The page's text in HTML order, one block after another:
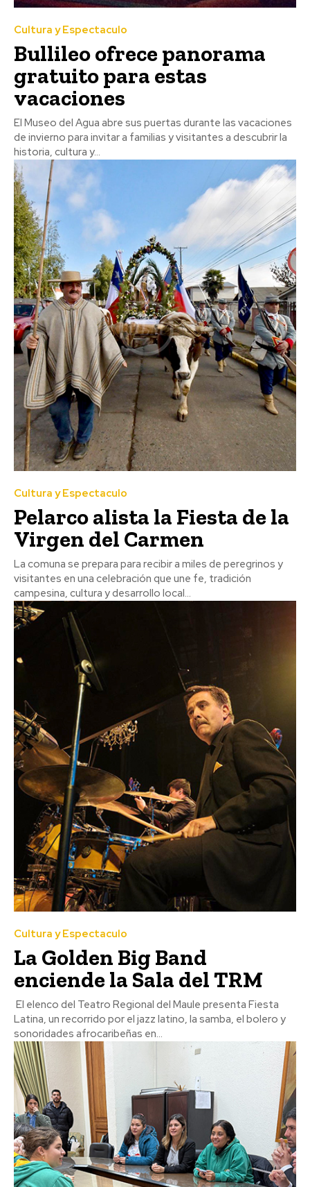
Cultura y Espectaculo
Bullileo ofrece panorama
gratuito para estas
vacaciones
El Museo del Agua abre sus puertas durante las vacaciones
de invierno para invitar a familias y visitantes a descubrir la
historia, cultura y...
Cultura y Espectaculo
Pelarco alista la Fiesta de la
Virgen del Carmen
La comuna se prepara para recibir a miles de peregrinos y
visitantes en una celebración que une fe, tradición
campesina, cultura y desarrollo local...
Cultura y Espectaculo
La Golden Big Band
enciende la Sala del TRM
El elenco del Teatro Regional del Maule presenta Fiesta
Latina, un recorrido por el jazz latino, la samba, el bolero y
sonoridades afrocaribeñas en...